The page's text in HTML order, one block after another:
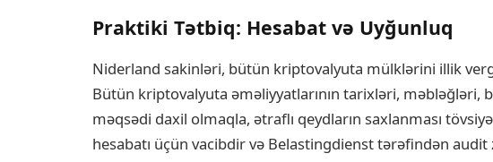
Praktiki Tətbiq: Hesabat və Uyğunluq
Niderland sakinləri, bütün kriptovalyuta mülklərini illik
Bütün kriptovalyuta əməliyyatlarının tarixləri, məbləğləri,
məqsədi daxil olmaqla, ətraflı qeydların saxlanması
hesabatı üçün vacibdir və Belastingdienst tərəfindən audit